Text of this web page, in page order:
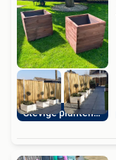
Stevige plantenbak